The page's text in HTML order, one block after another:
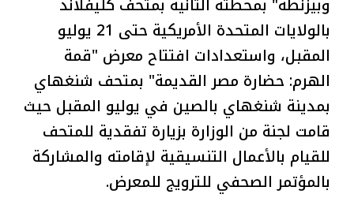
وبيزنطة" بمحطته الثانية بمتحف كليفلاند
بالولايات المتحدة الأمريكية حتى 21 يوليو
المقبل، واستعدادات افتتاح معرض "قمة
الهرم: حضارة مصر القديمة" بمتحف شنغهاي
بمدينة شنغهاي بالصين في يوليو المقبل حيث
قامت لجنة من الوزارة بزيارة تفقدية للمتحف
للقيام بالأعمال التنسيقية لإقامته والمشاركة
بالمؤتمر الصحفي للترويج للمعرض.